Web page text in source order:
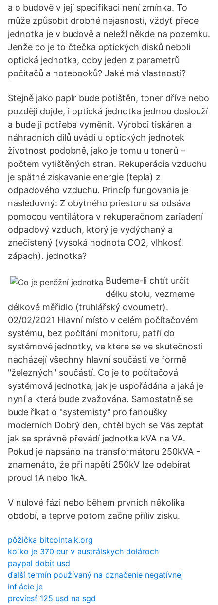
a o budově v její specifikaci není zmínka. To
může způsobit drobné nejasnosti, vždyť přece
jednotka je v budově a neleží někde na pozemku.
Jenže co je to čtečka optických disků neboli
optická jednotka, coby jeden z parametrů
počítačů a notebooků? Jaké má vlastnosti?
Stejně jako papír bude potištěn, toner dříve nebo
později dojde, i optická jednotka jednou doslouží
a bude ji potřeba vyměnit. Výrobci tiskáren a
náhradních dílů uvádí u optických jednotek
životnost podobně, jako je tomu u tonerů –
počtem vytištěných stran. Rekuperácia vzduchu
je spätné získavanie energie (tepla) z
odpadového vzduchu. Princíp fungovania je
nasledovný: Z obytného priestoru sa odsáva
pomocou ventilátora v rekuperačnom zariadení
odpadový vzduch, ktorý je vydýchaný a
znečistený (vysoká hodnota CO2, vlhkosť,
zápach). jednotka?
Budeme-li chtít určit
délku stolu, vezmeme
délkové měřidlo (truhlářský dvoumetr).
02/02/2021 Hlavní místo v celém počítačovém
systému, bez počítání monitoru, patří do
systémové jednotky, ve které se ve skutečnosti
nacházejí všechny hlavní součásti ve formě
"železných" součástí. Co je to počítačová
systémová jednotka, jak je uspořádána a jaká je
nyní a která bude zvažována. Samostatně se
bude říkat o "systemisty" pro fanoušky
moderních Dobrý den, chtěl bych se Vás zeptat
jak se správně převádí jednotka kVA na VA.
Pokud je napsáno na transformátoru 250kVA -
znamenáto, že při napětí 250kV lze odebírat
proud 1A nebo 1kA.
V nulové fázi nebo během prvních několika
období, a teprve potom začne příliv zisku.
pôžička bitcointalk.org
koľko je 370 eur v austrálskych dolároch
paypal dobiť usd
ďalší termín používaný na označenie negatívnej
inflácie je
previesť 125 usd na sgd